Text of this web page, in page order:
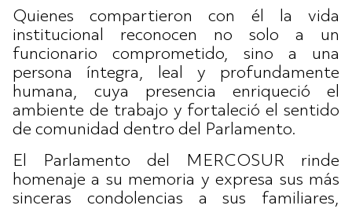
Quienes compartieron con él la vida
institucional reconocen no solo a un
funcionario comprometido, sino a una
persona íntegra, leal y profundamente
humana, cuya presencia enriqueció el
ambiente de trabajo y fortaleció el sentido
de comunidad dentro del Parlamento.
El Parlamento del MERCOSUR rinde
homenaje a su memoria y expresa sus más
sinceras condolencias a sus familiares,